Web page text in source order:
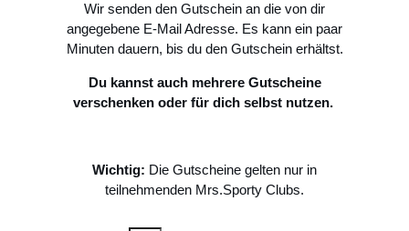
Wir senden den Gutschein an die von dir
angegebene E-Mail Adresse. Es kann ein paar
Minuten dauern, bis du den Gutschein erhältst.
Du kannst auch mehrere Gutscheine
verschenken oder für dich selbst nutzen.
Wichtig: Die Gutscheine gelten nur in
teilnehmenden Mrs.Sporty Clubs.